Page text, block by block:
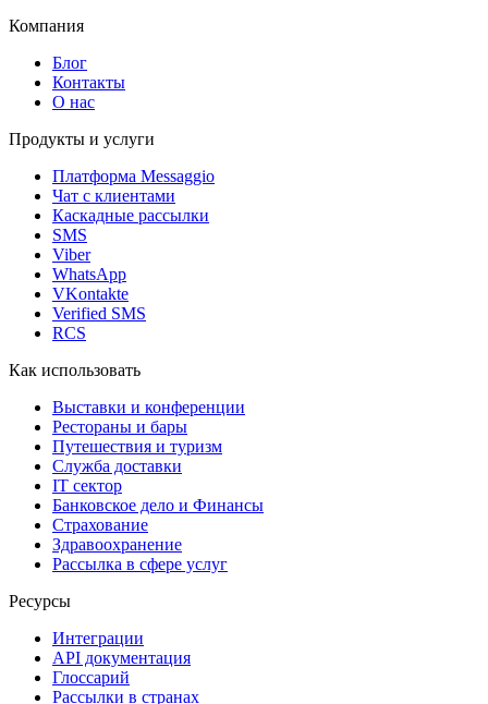
Компания
Блог
Контакты
О нас
Продукты и услуги
Платформа Messaggio
Чат с клиентами
Каскадные рассылки
SMS
Viber
WhatsApp
VKontakte
Verified SMS
RCS
Как использовать
Выставки и конференции
Рестораны и бары
Путешествия и туризм
Служба доставки
IT сектор
Банковское дело и Финансы
Страхование
Здравоохранение
Рассылка в сфере услуг
Ресурсы
Интеграции
API документация
Глоссарий
Рассылки в странах